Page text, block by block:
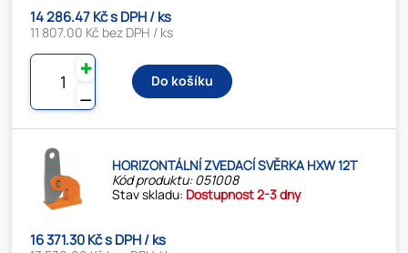
14 286.47 Kč s DPH / ks
11 807.00 Kč bez DPH / ks
⚊
✚
Do košíku
HORIZONTÁLNÍ ZVEDACÍ SVĚRKA HXW 12T
Kód produktu: 051008
Stav skladu: Dostupnost 2-3 dny
16 371.30 Kč s DPH / ks